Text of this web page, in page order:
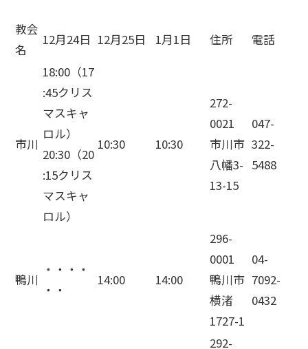
教会
名
12月24日 12月25日 1月1日 住所 電話
市川
18:00（17
:45クリス
マスキャ
ロル）
20:30（20
:15クリス
マスキャ
ロル）
10:30 10:30
272-
0021
市川市
八幡3-
13-15
047-
322-
5488
鴨川
・・・・
・・
14:00 14:00
296-
0001
鴨川市
横渚
1727-1
04-
7092-
0432
292-